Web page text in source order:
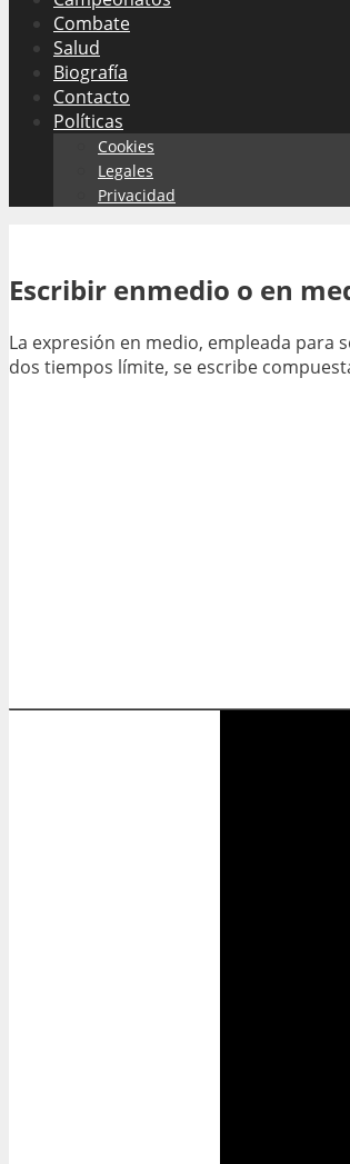
Combate
Salud
Biografía
Contacto
Políticas
Cookies
Legales
Privacidad
Escribir enmedio o en
La expresión en medio, empleada para
dos tiempos límite, se escribe